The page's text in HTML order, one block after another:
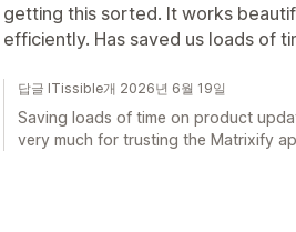
getting this sorted. It works
efficiently. Has saved us loads of
답글 ITissible개 2026년 6월 19일
Saving loads of time on product
very much for trusting the Matrixify